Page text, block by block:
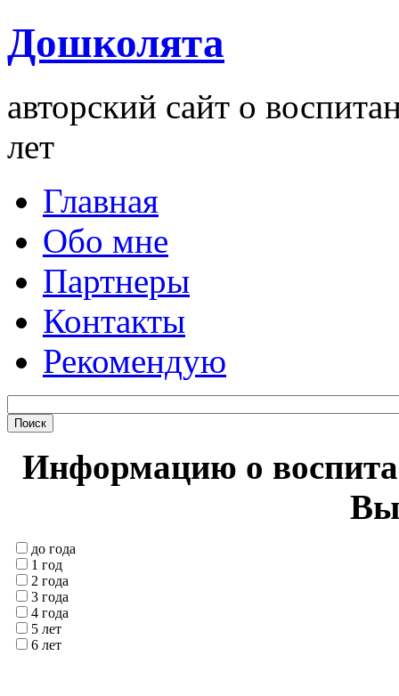
Дошколята
авторский сайт о
лет
Главная
Обо мне
Партнеры
Контакты
Рекомендую
Информацию о
Вы
до года
1 год
2 года
3 года
4 года
5 лет
6 лет